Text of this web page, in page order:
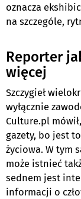
oznacza
na szczególe,
Reporter
więcej
Szczygieł
wyłącznie
Culture.pl
gazety, bo jest to
życiowa. W tym
może istnieć
sednem jest
informacji o